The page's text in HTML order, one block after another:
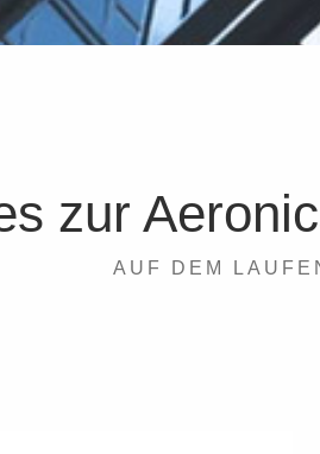
zur
AUF DEM